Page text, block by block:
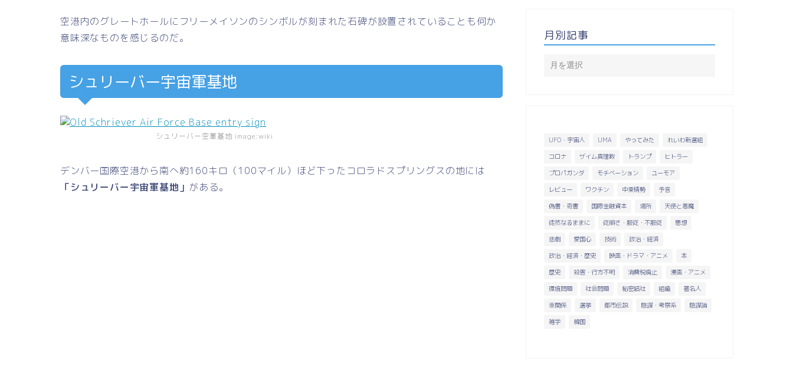
空港内のグレートホールにフリーメイソンのシンボルが刻まれた石碑が設置されていることも何か
意味深なものを感じるのだ。
シュリーバー宇宙軍基地
シュリーバー空軍基地 image:wiki
デンバー国際空港から南へ約160キロ（100マイル）ほど下ったコロラドスプリングスの地には
「シュリーバー宇宙軍基地」 がある。
月別記事
UFO・宇宙人 UMA やってみた
れいわ新選組
コロナ
ザイム真理教 トランプ
ヒトラー
プロパガンダ
モチベーション
ユーモア
レビュー
ワクチン 中東情勢
予言
偽書・奇書
国際金融資本 場所
天使と悪魔
徒然なるままに
従順さ・服従・不服従
思想
悲劇
愛国心 技術
政治・経済
政治・経済・歴史
映画・ドラマ・アニメ
本
歴史
殺害・行方不明 消費税廃止
漫画・アニメ
環境問題
社会問題 秘密結社 組織
著名人
車関係
選挙 都市伝説 陰謀・考察系
陰謀論
雑学
韓国